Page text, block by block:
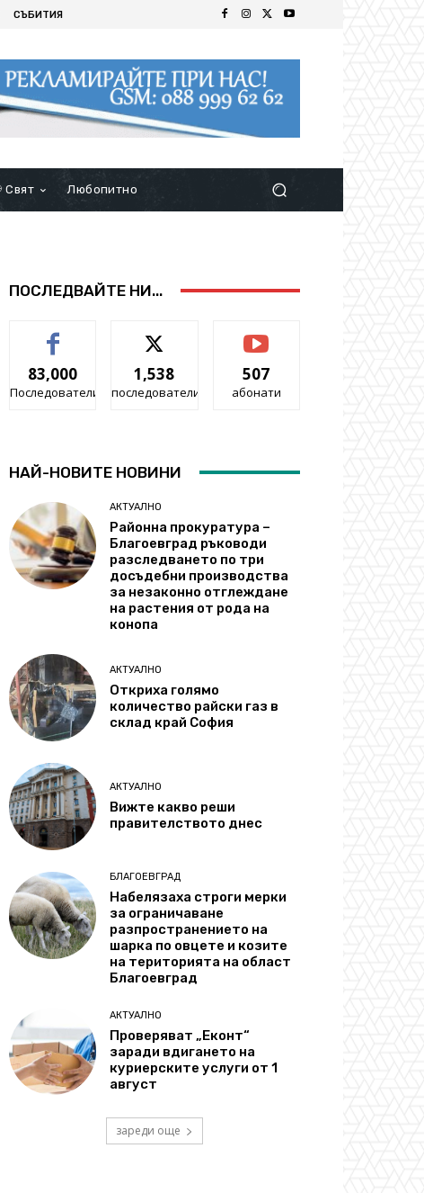
СЪБИТИЯ
Свят Любопитно
ПОСЛЕДВАЙТЕ НИ...
83,000
Последователи
1,538
последователи
507
абонати
НАЙ-НОВИТЕ НОВИНИ
АКТУАЛНО
Районна прокуратура –
Благоевград ръководи
разследването по три
досъдебни производства
за незаконно отглеждане
на растения от рода на
конопа
АКТУАЛНО
Откриха голямо
количество райски газ в
склад край София
АКТУАЛНО
Вижте какво реши
правителството днес
БЛАГОЕВГРАД
Набелязаха строги мерки
за ограничаване
разпространението на
шарка по овцете и козите
на територията на област
Благоевград
АКТУАЛНО
Проверяват „Еконт“
заради вдигането на
куриерските услуги от 1
август
зареди още